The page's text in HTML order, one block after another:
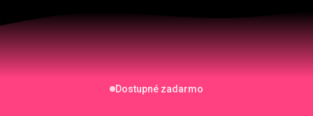
Dostupné zadarmo